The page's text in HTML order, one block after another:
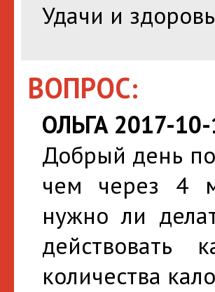
Удачи и
ВОПРОС:
ОЛЬГА 2017-
Добрый день
чем через 4
нужно ли
количества